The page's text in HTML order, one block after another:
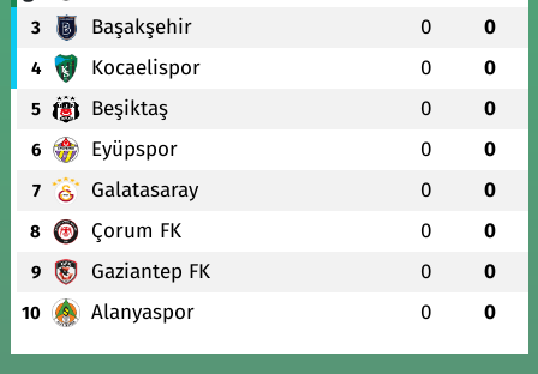
3 Başakşehir 0 0
4 Kocaelispor 0 0
5 Beşiktaş 0 0
6 Eyüpspor 0 0
7 Galatasaray 0 0
8 Çorum FK 0 0
9 Gaziantep FK 0 0
10 Alanyaspor 0 0